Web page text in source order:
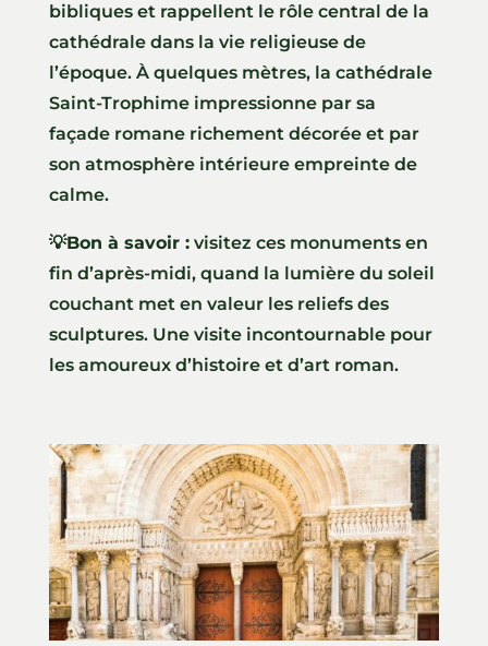
bibliques et rappellent le rôle central de la
cathédrale dans la vie religieuse de
l’époque. À quelques mètres, la cathédrale
Saint-Trophime impressionne par sa
façade romane richement décorée et par
son atmosphère intérieure empreinte de
calme.
💡Bon à savoir :visitez ces monuments en
fin d’après-midi, quand la lumière du soleil
couchant met en valeur les reliefs des
sculptures. Une visite incontournable pour
les amoureux d’histoire et d’art roman.